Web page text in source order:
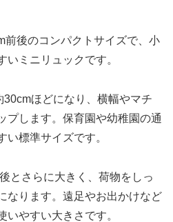
前後のコンパクトサイズで、小
いミニリュックです。
ほどになり、横幅やマチ
プします。保育園や幼稚園の通
い標準サイズです。
とさらに大きく、荷物をしっ
なります。遠足やお出かけなど
いやすい大きさです。